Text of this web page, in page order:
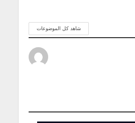
شاهد كل الموضوعات